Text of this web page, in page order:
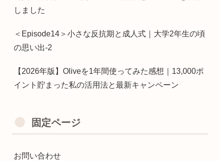
しました
＜Episode14＞小さな反抗期と成人式｜大学2年生の頃
の思い出-2
【2026年版】Oliveを1年間使ってみた感想｜13,000ポ
イント貯まった私の活用法と最新キャンペーン
固定ページ
お問い合わせ